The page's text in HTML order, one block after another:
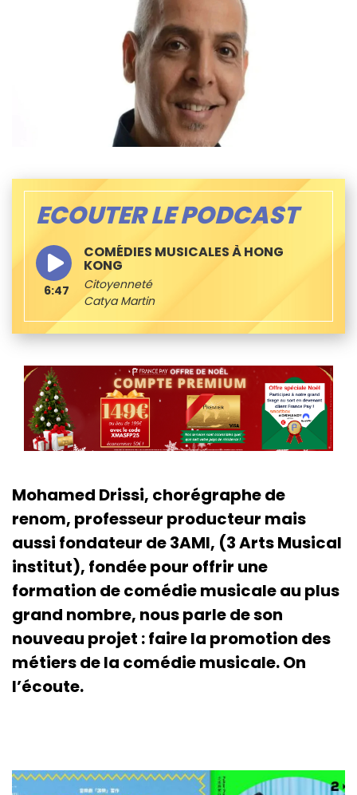
ECOUTER LE PODCAST
COMÉDIES MUSICALES À HONG
KONG
Citoyenneté
Catya Martin
6:47
Mohamed Drissi, chorégraphe de
renom, professeur producteur mais
aussi fondateur de 3AMI, (3 Arts Musical
institut), fondée pour offrir une
formation de comédie musicale au plus
grand nombre, nous parle de son
nouveau projet : faire la promotion des
métiers de la comédie musicale. On
l’écoute.